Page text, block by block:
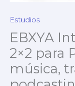
Estudios
EBXYA
2×2 para
música,